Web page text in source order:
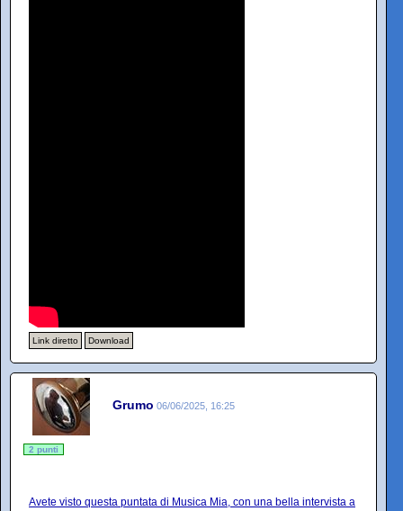
Link diretto Download
Grumo 06/06/2025, 16:25
2 punti
Avete visto questa puntata di Musica Mia, con una bella intervista a